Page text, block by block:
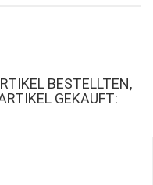
BESTELLTEN,
GEKAUFT: